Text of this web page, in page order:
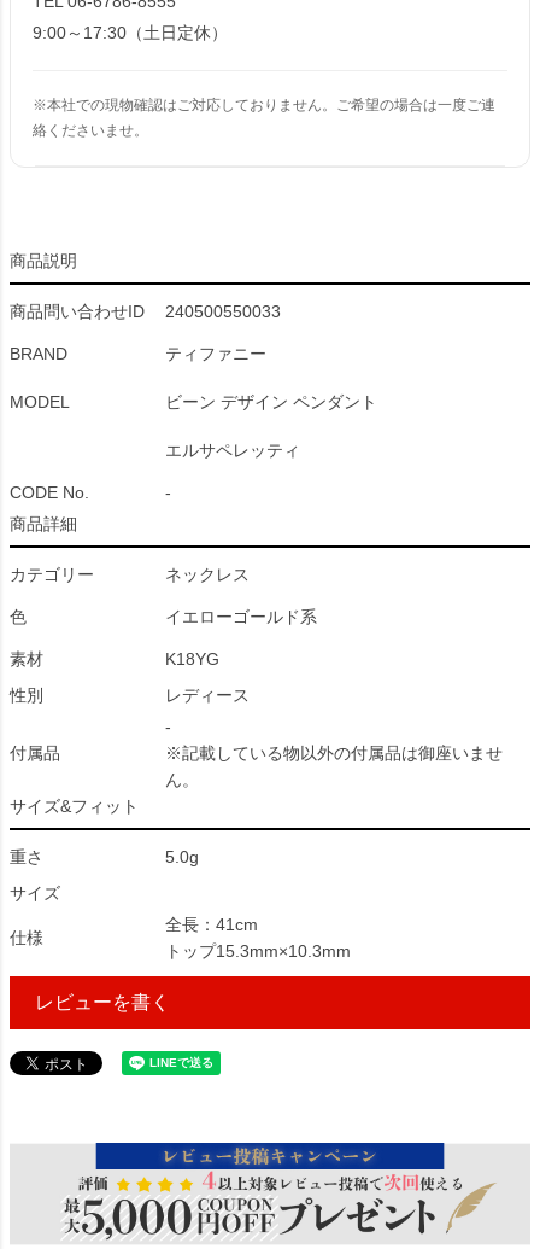
9:00～17:30（土日定休）
※本社での現物確認はご対応しておりません。ご希望の場合は一度ご連
絡くださいませ。
商品説明
商品問い合わせID 240500550033
BRAND ティファニー
MODEL ビーン デザイン ペンダント
エルサペレッティ
CODE No.
-
商品詳細
カテゴリー ネックレス
色 イエローゴールド系
素材
K18YG
性別
レディース
付属品
-
※記載している物以外の付属品は御座いませ
ん。
サイズ&フィット
重さ
5.0g
サイズ
仕様
全長：41cm
トップ15.3mm×10.3mm
レビューを書く